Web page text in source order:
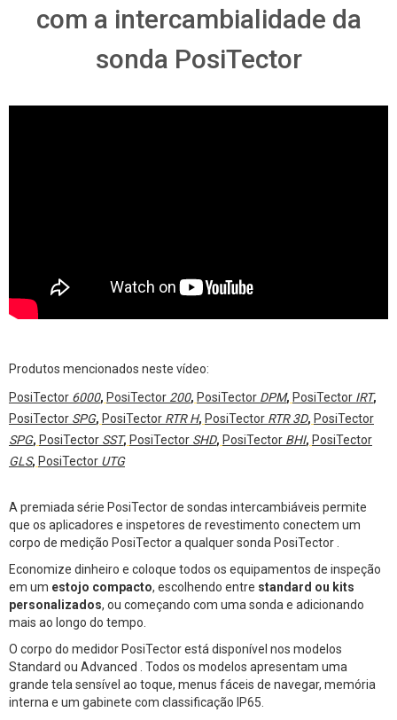
com a intercambialidade da
sonda PosiTector
Produtos mencionados neste vídeo:
PosiTector 6000, PosiTector 200, PosiTector DPM, PosiTector IRT,
PosiTector SPG, PosiTector RTR H, PosiTector RTR 3D, PosiTector
SPG, PosiTector SST, PosiTector SHD, PosiTector BHI, PosiTector
GLS, PosiTector UTG
A premiada série PosiTector de sondas intercambiáveis permite
que os aplicadores e inspetores de revestimento conectem um
corpo de medição PosiTector a qualquer sonda PosiTector .
Economize dinheiro e coloque todos os equipamentos de inspeção
em um estojo compacto, escolhendo entre standard ou kits
personalizados, ou começando com uma sonda e adicionando
mais ao longo do tempo.
O corpo do medidor PosiTector está disponível nos modelos
Standard ou Advanced . Todos os modelos apresentam uma
grande tela sensível ao toque, menus fáceis de navegar, memória
interna e um gabinete com classificação IP65.